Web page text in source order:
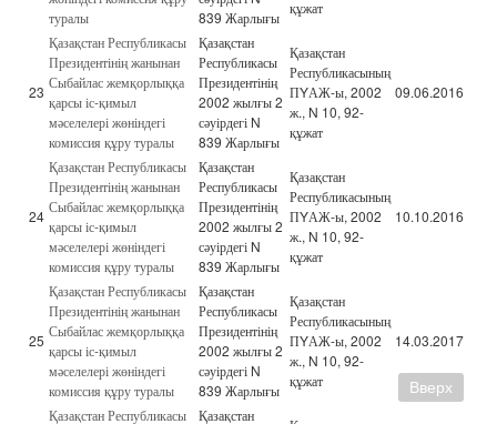
туралы
839 Жарлығы
құжат
23
Қазақстан Республикасы
Президентінің жанынан
Сыбайлас жемқорлыққа
қарсы іс-қимыл
мәселелері жөніндегі
комиссия құру туралы
Қазақстан
Республикасы
Президентінің
2002 жылғы 2
сәуірдегі N
839 Жарлығы
Қазақстан
Республикасының
ПYАЖ-ы, 2002
ж., N 10, 92-
құжат
09.06.2016
24
Қазақстан Республикасы
Президентінің жанынан
Сыбайлас жемқорлыққа
қарсы іс-қимыл
мәселелері жөніндегі
комиссия құру туралы
Қазақстан
Республикасы
Президентінің
2002 жылғы 2
сәуірдегі N
839 Жарлығы
Қазақстан
Республикасының
ПYАЖ-ы, 2002
ж., N 10, 92-
құжат
10.10.2016
25
Қазақстан Республикасы
Президентінің жанынан
Сыбайлас жемқорлыққа
қарсы іс-қимыл
мәселелері жөніндегі
комиссия құру туралы
Қазақстан
Республикасы
Президентінің
2002 жылғы 2
сәуірдегі N
839 Жарлығы
Қазақстан
Республикасының
ПYАЖ-ы, 2002
ж., N 10, 92-
құжат
14.03.2017
Қазақстан Республикасы Қазақстан
Вверх